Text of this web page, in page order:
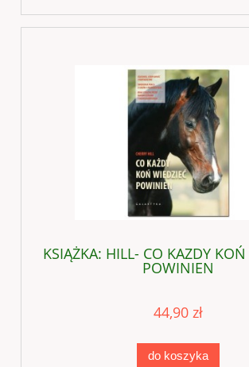
KSIĄŻKA: HILL- CO KAZDY
POWINIEN
44,90 zł
do koszyka